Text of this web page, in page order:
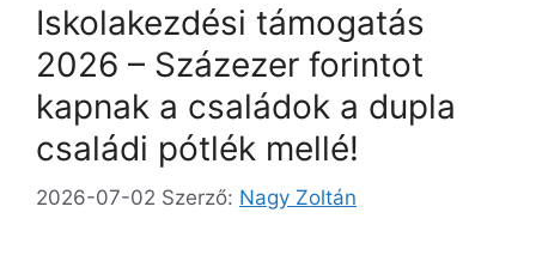
Iskolakezdési támogatás
2026 – Százezer forintot
kapnak a családok a dupla
családi pótlék mellé!
2026-07-02 Szerző: Nagy Zoltán